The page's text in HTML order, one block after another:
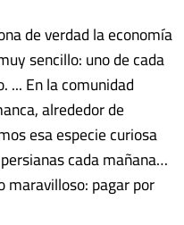
de verdad la economía
sencillo: uno de cada
... En la comunidad
alrededor de
esa especie curiosa
cada mañana…
maravilloso: pagar por